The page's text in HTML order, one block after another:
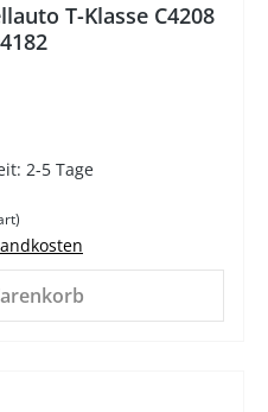
T-Klasse C4208
2-5 Tage